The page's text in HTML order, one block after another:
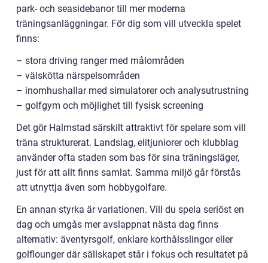
park- och seasidebanor till mer moderna
träningsanläggningar. För dig som vill utveckla spelet
finns:
– stora driving ranger med målområden
– välskötta närspelsområden
– inomhushallar med simulatorer och analysutrustning
– golfgym och möjlighet till fysisk screening
Det gör Halmstad särskilt attraktivt för spelare som vill
träna strukturerat. Landslag, elitjuniorer och klubblag
använder ofta staden som bas för sina träningsläger,
just för att allt finns samlat. Samma miljö går förstås
att utnyttja även som hobbygolfare.
En annan styrka är variationen. Vill du spela seriöst en
dag och umgås mer avslappnat nästa dag finns
alternativ: äventyrsgolf, enklare korthålsslingor eller
golflounger där sällskapet står i fokus och resultatet på